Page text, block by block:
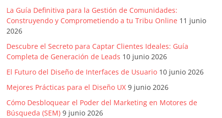
La Guía Definitiva para la Gestión de Comunidades:
Construyendo y Comprometiendo a tu Tribu Online 11 junio
2026
Descubre el Secreto para Captar Clientes Ideales: Guía
Completa de Generación de Leads 10 junio 2026
El Futuro del Diseño de Interfaces de Usuario 10 junio 2026
Mejores Prácticas para el Diseño UX 9 junio 2026
Cómo Desbloquear el Poder del Marketing en Motores de
Búsqueda (SEM) 9 junio 2026